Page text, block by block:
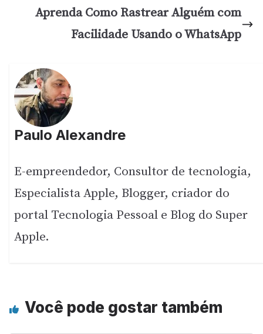
Aprenda Como Rastrear Alguém com
Facilidade Usando o WhatsApp
Paulo Alexandre
E-empreendedor, Consultor de tecnologia,
Especialista Apple, Blogger, criador do
portal Tecnologia Pessoal e Blog do Super
Apple.
Você pode gostar também